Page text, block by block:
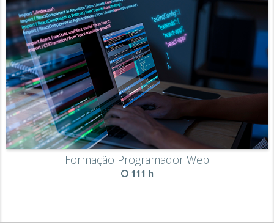
Formação Programador Web
111 h